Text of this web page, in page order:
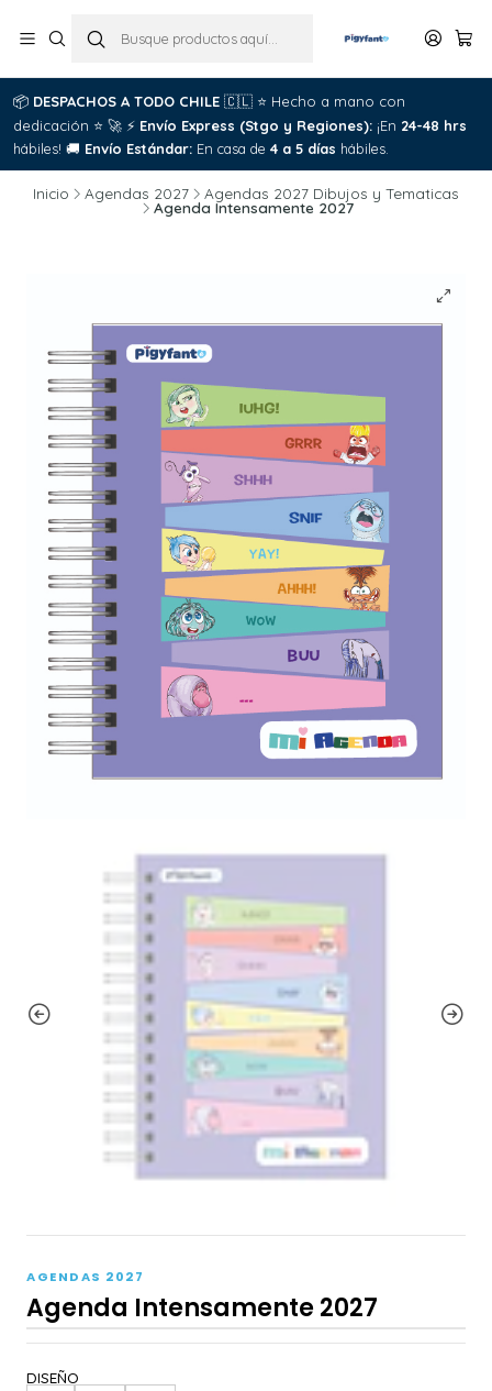
📦 DESPACHOS A TODO CHILE 🇨🇱 ⭐ Hecho a mano con
dedicación ⭐ 🚀 ⚡ Envío Express (Stgo y Regiones): ¡En 24-48 hrs
hábiles! 🚚 Envío Estándar: En casa de 4 a 5 días hábiles.
Inicio Agendas 2027 Agendas 2027 Dibujos y Tematicas
Agenda Intensamente 2027
AGENDAS 2027
Agenda Intensamente 2027
DISEÑO